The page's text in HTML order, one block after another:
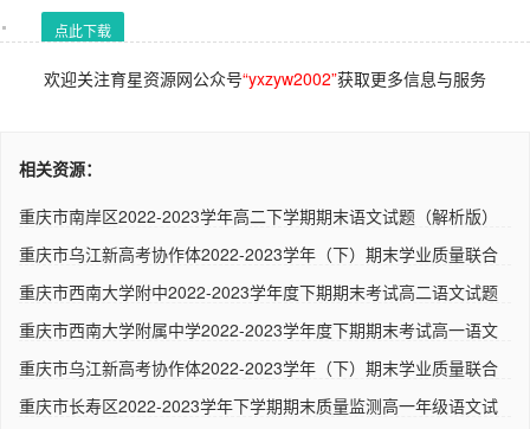
点此下载
欢迎关注育星资源网公众号“yxzyw2002”获取更多信息与服务
相关资源：
重庆市南岸区2022-2023学年高二下学期期末语文试题（解析版）
重庆市乌江新高考协作体2022-2023学年（下）期末学业质量联合
重庆市西南大学附中2022-2023学年度下期期末考试高二语文试题
重庆市西南大学附属中学2022-2023学年度下期期末考试高一语文
重庆市乌江新高考协作体2022-2023学年（下）期末学业质量联合
重庆市长寿区2022-2023学年下学期期末质量监测高一年级语文试